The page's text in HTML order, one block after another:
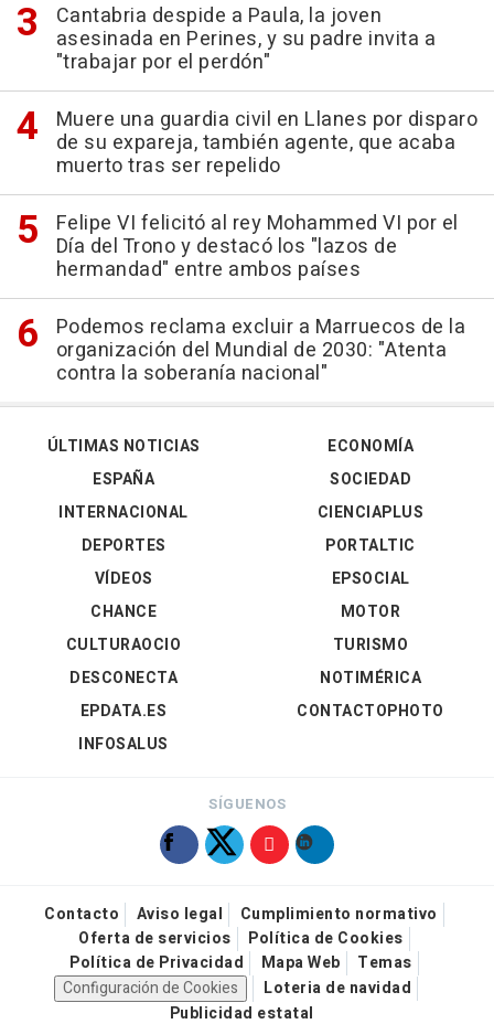
Cantabria despide a Paula, la joven
asesinada en Perines, y su padre invita a
"trabajar por el perdón"
Muere una guardia civil en Llanes por disparo
de su expareja, también agente, que acaba
muerto tras ser repelido
Felipe VI felicitó al rey Mohammed VI por el
Día del Trono y destacó los "lazos de
hermandad" entre ambos países
Podemos reclama excluir a Marruecos de la
organización del Mundial de 2030: "Atenta
contra la soberanía nacional"
ÚLTIMAS NOTICIAS
ESPAÑA
INTERNACIONAL
DEPORTES
VÍDEOS
ECONOMÍA
SOCIEDAD
CIENCIAPLUS
PORTALTIC
EPSOCIAL
CHANCE
CULTURAOCIO
DESCONECTA
EPDATA.ES
INFOSALUS
MOTOR
TURISMO
NOTIMÉRICA
CONTACTOPHOTO
SÍGUENOS
Contacto Aviso legal
Cumplimiento normativo
Oferta de servicios
Política de Cookies
Política de Privacidad
Mapa Web
Temas
Configuración de Cookies
Loteria de navidad
Publicidad estatal